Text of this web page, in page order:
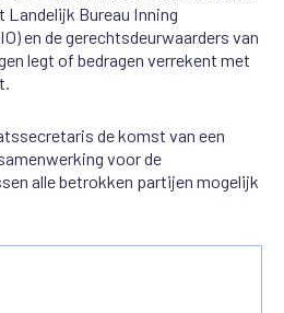
Landelijk Bureau Inning
en de gerechtsdeurwaarders van
legt of bedragen verrekent met
de komst van een
voor de
alle betrokken partijen mogelijk